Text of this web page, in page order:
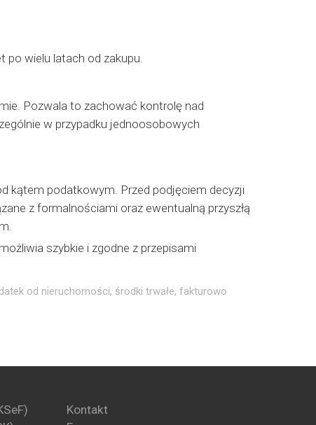
wielu latach od zakupu.
Pozwala to zachować kontrolę nad
w przypadku jednoosobowych
kątem podatkowym. Przed podjęciem decyzji
z formalnościami oraz ewentualną przyszłą
szybkie i zgodne z przepisami
od nieruchomości, środki trwałe, fakturowo
Kontakt